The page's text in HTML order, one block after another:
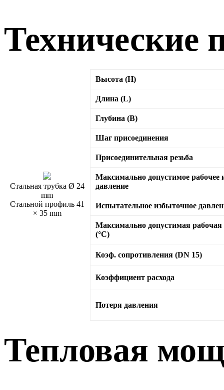
Технические
Стальная трубка Ø 24
mm
Стальной профиль 41
× 35 mm
Высота (H)
Длина (L)
Глубина (B)
Шаг присоединения
Присоединительная резьба
Максимально допустимое рабочее
давление
Испытательное избыточное
Максимально допустимая рабочая
(°C)
Коэф. сопротивления (DN 15)
Коэффициент расхода
Потеря давления
Тепловая